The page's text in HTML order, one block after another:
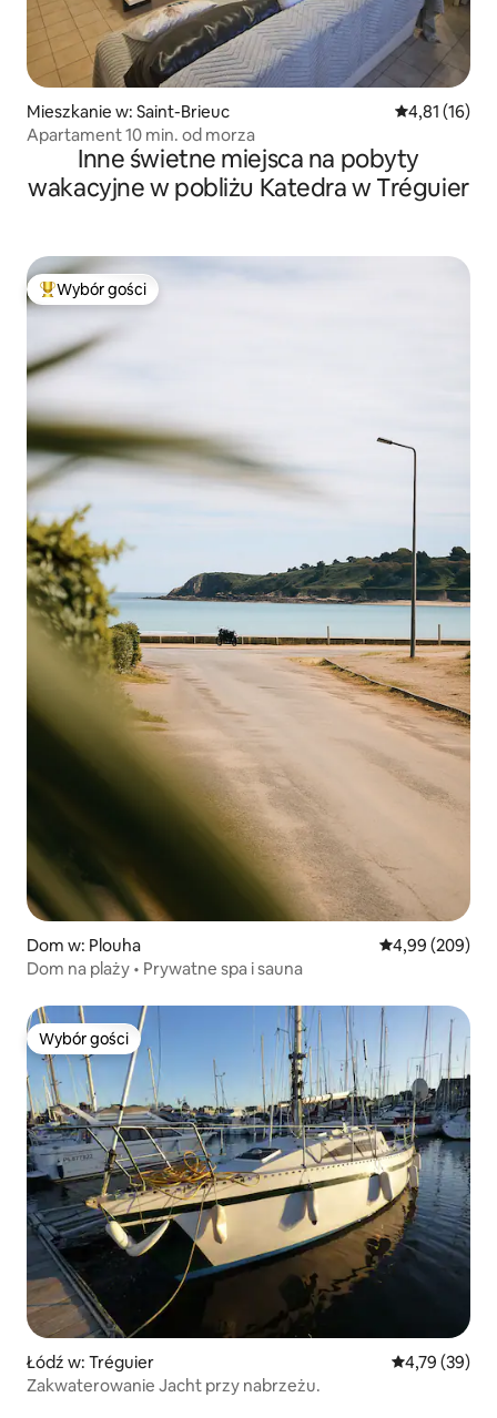
Mieszkanie w: Saint-Brieuc Średnia
4,81 (16)
Apartament 10 min. od morza
Inne świetne miejsca na pobyty
wakacyjne w pobliżu Katedra w Tréguier
Najpopularniejsze z kategorii Wybór gości
Wybór gości
Dom w: Plouha Średnia
4,99 (209)
Dom na plaży • Prywatne spa i sauna
Wybór gości
Wybór gości
Łódź w: Tréguier Średnia
4,79 (39)
Zakwaterowanie Jacht przy nabrzeżu.